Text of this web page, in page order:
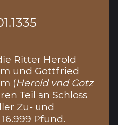
Ritter Herold
und Gottfried
(Herold vnd Gotz
Teil an Schloss
Zu- und
Pfund.